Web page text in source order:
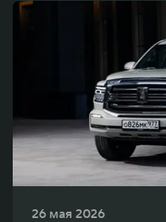
26 мая 2026